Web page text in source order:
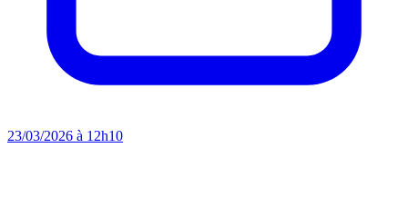
23/03/2026 à 12h10